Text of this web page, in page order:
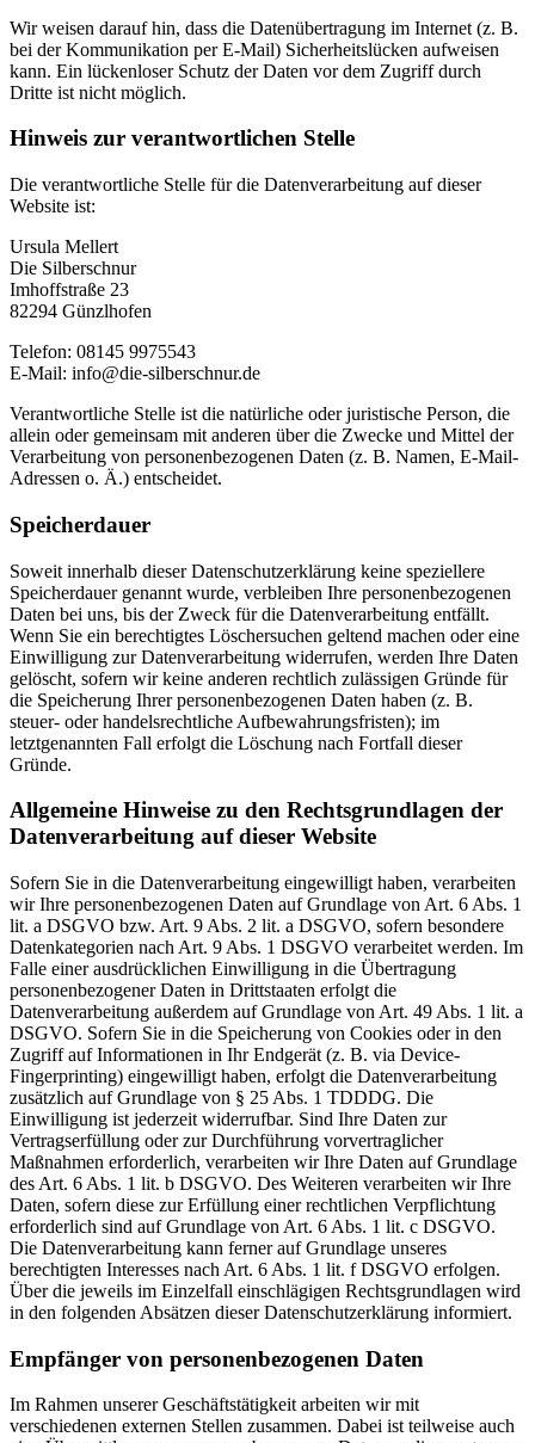
Wir weisen darauf hin, dass die Datenübertragung im Internet (z. B.
bei der Kommunikation per E-Mail) Sicherheitslücken aufweisen
kann. Ein lückenloser Schutz der Daten vor dem Zugriff durch
Dritte ist nicht möglich.
Hinweis zur verantwortlichen Stelle
Die verantwortliche Stelle für die Datenverarbeitung auf dieser
Website ist:
Ursula Mellert
Die Silberschnur
Imhoffstraße 23
82294 Günzlhofen
Telefon: 08145 9975543
E-Mail: info@die-silberschnur.de
Verantwortliche Stelle ist die natürliche oder juristische Person, die
allein oder gemeinsam mit anderen über die Zwecke und Mittel der
Verarbeitung von personenbezogenen Daten (z. B. Namen, E-Mail-
Adressen o. Ä.) entscheidet.
Speicherdauer
Soweit innerhalb dieser Datenschutzerklärung keine speziellere
Speicherdauer genannt wurde, verbleiben Ihre personenbezogenen
Daten bei uns, bis der Zweck für die Datenverarbeitung entfällt.
Wenn Sie ein berechtigtes Löschersuchen geltend machen oder eine
Einwilligung zur Datenverarbeitung widerrufen, werden Ihre Daten
gelöscht, sofern wir keine anderen rechtlich zulässigen Gründe für
die Speicherung Ihrer personenbezogenen Daten haben (z. B.
steuer- oder handelsrechtliche Aufbewahrungsfristen); im
letztgenannten Fall erfolgt die Löschung nach Fortfall dieser
Gründe.
Allgemeine Hinweise zu den Rechtsgrundlagen der
Datenverarbeitung auf dieser Website
Sofern Sie in die Datenverarbeitung eingewilligt haben, verarbeiten
wir Ihre personenbezogenen Daten auf Grundlage von Art. 6 Abs. 1
lit. a DSGVO bzw. Art. 9 Abs. 2 lit. a DSGVO, sofern besondere
Datenkategorien nach Art. 9 Abs. 1 DSGVO verarbeitet werden. Im
Falle einer ausdrücklichen Einwilligung in die Übertragung
personenbezogener Daten in Drittstaaten erfolgt die
Datenverarbeitung außerdem auf Grundlage von Art. 49 Abs. 1 lit. a
DSGVO. Sofern Sie in die Speicherung von Cookies oder in den
Zugriff auf Informationen in Ihr Endgerät (z. B. via Device-
Fingerprinting) eingewilligt haben, erfolgt die Datenverarbeitung
zusätzlich auf Grundlage von § 25 Abs. 1 TDDDG. Die
Einwilligung ist jederzeit widerrufbar. Sind Ihre Daten zur
Vertragserfüllung oder zur Durchführung vorvertraglicher
Maßnahmen erforderlich, verarbeiten wir Ihre Daten auf Grundlage
des Art. 6 Abs. 1 lit. b DSGVO. Des Weiteren verarbeiten wir Ihre
Daten, sofern diese zur Erfüllung einer rechtlichen Verpflichtung
erforderlich sind auf Grundlage von Art. 6 Abs. 1 lit. c DSGVO.
Die Datenverarbeitung kann ferner auf Grundlage unseres
berechtigten Interesses nach Art. 6 Abs. 1 lit. f DSGVO erfolgen.
Über die jeweils im Einzelfall einschlägigen Rechtsgrundlagen wird
in den folgenden Absätzen dieser Datenschutzerklärung informiert.
Empfänger von personenbezogenen Daten
Im Rahmen unserer Geschäftstätigkeit arbeiten wir mit
verschiedenen externen Stellen zusammen. Dabei ist teilweise auch